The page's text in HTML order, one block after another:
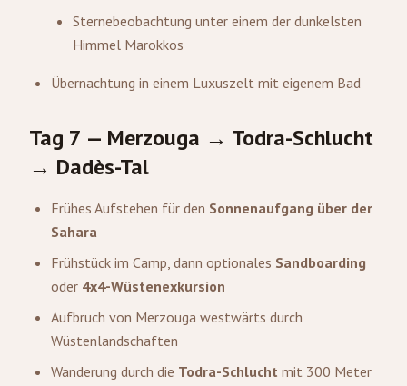
Sternebeobachtung unter einem der dunkelsten
Himmel Marokkos
Übernachtung in einem Luxuszelt mit eigenem Bad
Tag 7 — Merzouga → Todra-Schlucht
→ Dadès-Tal
Frühes Aufstehen für den Sonnenaufgang über der
Sahara
Frühstück im Camp, dann optionales Sandboarding
oder 4x4-Wüstenexkursion
Aufbruch von Merzouga westwärts durch
Wüstenlandschaften
Wanderung durch die Todra-Schlucht mit 300 Meter